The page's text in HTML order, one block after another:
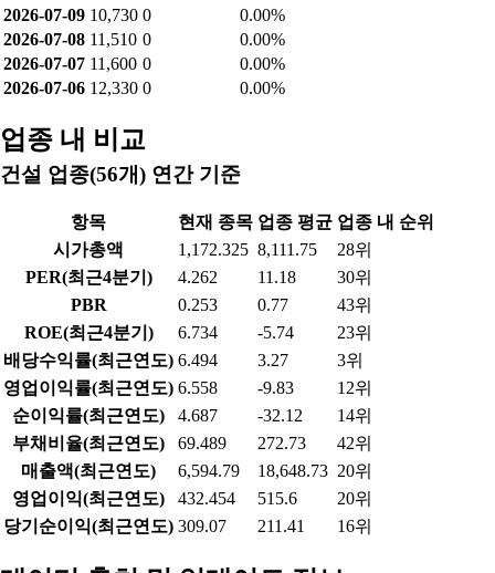
2026-07-29 10,720 0
0.00%
2026-07-28 10,710 0
0.00%
2026-07-27 11,030 0
0.00%
2026-07-24 11,250 0
0.00%
2026-07-22 10,830 0
2026-07-21
10,690
2026-07-20 10,900 0
0.00%
2026-07-15 11,050
0.00%
2026-07-14 10,850
0.00%
2026-07-13 10,610 0
0.00%
2026-07-10 11,090
0.00%
2026-07-09 10,730 0
0.00%
2026-07-08 11,510 0
0.00%
2026-07-07
11,600 0
2026-07-06 12,330 0
업종 내 비교
건설 업종(56개) 연간 기준
항목 현재 종목 업종 평균
업종 내 순위
시가총액